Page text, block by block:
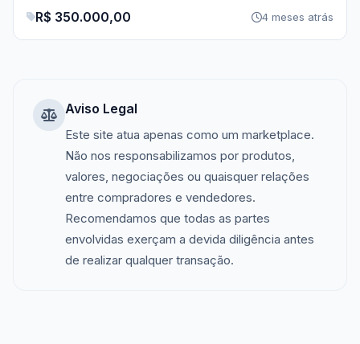
R$ 350.000,00 4 meses atrás
Aviso Legal
Este site atua apenas como um marketplace.
Não nos responsabilizamos por produtos,
valores, negociações ou quaisquer relações
entre compradores e vendedores.
Recomendamos que todas as partes
envolvidas exerçam a devida diligência antes
de realizar qualquer transação.